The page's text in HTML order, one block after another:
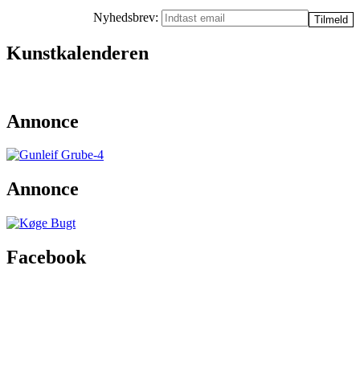
Nyhedsbrev:
Kunstkalenderen
Annonce
Annonce
Facebook